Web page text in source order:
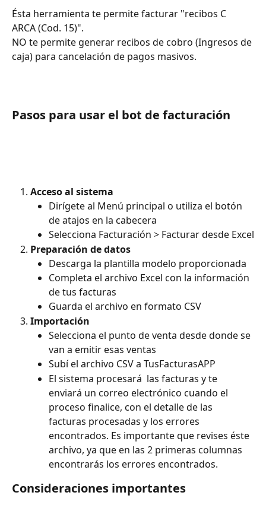
Ésta herramienta te permite facturar "recibos C
ARCA (Cod. 15)".
NO te permite generar recibos de cobro (Ingresos de
caja) para cancelación de pagos masivos.
Pasos para usar el bot de facturación
Acceso al sistema
Dirígete al Menú principal o utiliza el botón
de atajos en la cabecera
Selecciona Facturación > Facturar desde Excel
Preparación de datos
Descarga la plantilla modelo proporcionada
Completa el archivo Excel con la información
de tus facturas
Guarda el archivo en formato CSV
Importación
Selecciona el punto de venta desde donde se
van a emitir esas ventas
Subí el archivo CSV a TusFacturasAPP
El sistema procesará  las facturas y te
enviará un correo electrónico cuando el
proceso finalice, con el detalle de las
facturas procesadas y los errores
encontrados. Es importante que revises éste
archivo, ya que en las 2 primeras columnas
encontrarás los errores encontrados.
Consideraciones importantes